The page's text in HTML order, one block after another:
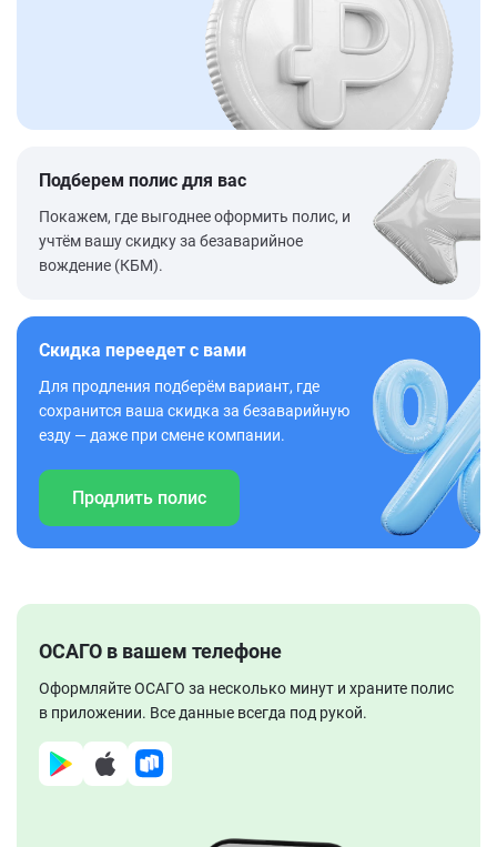
Подберем полис для вас
Покажем, где выгоднее оформить полис, и
учтём вашу скидку за безаварийное
вождение (КБМ).
Скидка переедет с вами
Для продления подберём вариант, где
сохранится ваша скидка за безаварийную
езду — даже при смене компании.
Продлить полис
ОСАГО в вашем телефоне
Оформляйте ОСАГО за несколько минут и храните полис
в приложении. Все данные всегда под рукой.